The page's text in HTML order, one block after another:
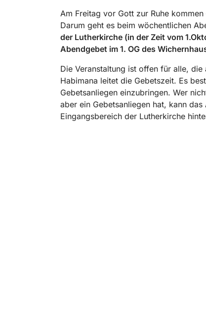
Am Freitag vor Gott zur Ruhe
Darum geht es beim wöchentlichen
der Lutherkirche (in der Zeit vom
Abendgebet im 1. OG des
Die Veranstaltung ist offen für alle,
Habimana leitet die Gebetszeit. Es
Gebetsanliegen einzubringen. Wer
aber ein Gebetsanliegen hat, kann
Eingangsbereich der Lutherkirche